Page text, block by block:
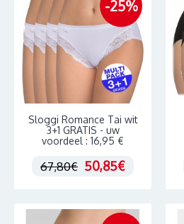
-25%
Sloggi Romance Tai wit
3+1 GRATIS - uw
voordeel : 16,95 €
67,80€ 50,85€